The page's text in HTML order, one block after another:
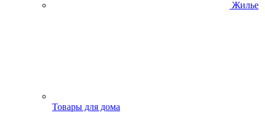
Жилье
Товары для дома